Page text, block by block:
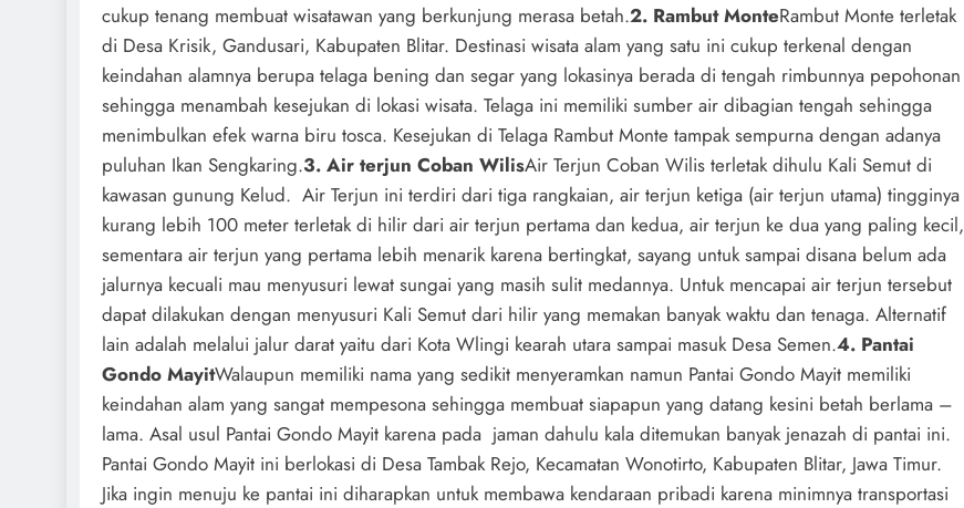
cukup tenang membuat wisatawan yang berkunjung merasa betah.2. Rambut MonteRambut Monte terletak
di Desa Krisik, Gandusari, Kabupaten Blitar. Destinasi wisata alam yang satu ini cukup terkenal dengan
keindahan alamnya berupa telaga bening dan segar yang lokasinya berada di tengah rimbunnya pepohonan
sehingga menambah kesejukan di lokasi wisata. Telaga ini memiliki sumber air dibagian tengah sehingga
menimbulkan efek warna biru tosca. Kesejukan di Telaga Rambut Monte tampak sempurna dengan adanya
puluhan Ikan Sengkaring.3. Air terjun Coban WilisAir Terjun Coban Wilis terletak dihulu Kali Semut di
kawasan gunung Kelud. Air Terjun ini terdiri dari tiga rangkaian, air terjun ketiga (air terjun utama) tingginya
kurang lebih 100 meter terletak di hilir dari air terjun pertama dan kedua, air terjun ke dua yang paling kecil,
sementara air terjun yang pertama lebih menarik karena bertingkat, sayang untuk sampai disana belum ada
jalurnya kecuali mau menyusuri lewat sungai yang masih sulit medannya. Untuk mencapai air terjun tersebut
dapat dilakukan dengan menyusuri Kali Semut dari hilir yang memakan banyak waktu dan tenaga. Alternatif
lain adalah melalui jalur darat yaitu dari Kota Wlingi kearah utara sampai masuk Desa Semen.4. Pantai
Gondo MayitWalaupun memiliki nama yang sedikit menyeramkan namun Pantai Gondo Mayit memiliki
keindahan alam yang sangat mempesona sehingga membuat siapapun yang datang kesini betah berlama –
lama. Asal usul Pantai Gondo Mayit karena pada jaman dahulu kala ditemukan banyak jenazah di pantai ini.
Pantai Gondo Mayit ini berlokasi di Desa Tambak Rejo, Kecamatan Wonotirto, Kabupaten Blitar, Jawa Timur.
Jika ingin menuju ke pantai ini diharapkan untuk membawa kendaraan pribadi karena minimnya transportasi